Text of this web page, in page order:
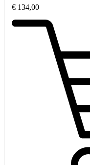
€ 134,00